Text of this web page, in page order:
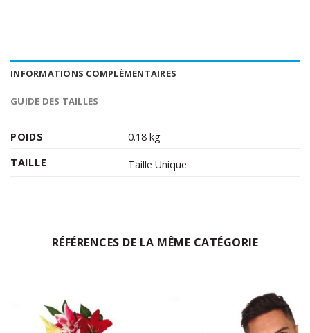
INFORMATIONS COMPLÉMENTAIRES
GUIDE DES TAILLES
POIDS
0.18 kg
TAILLE
Taille Unique
RÉFÉRENCES DE LA MÊME CATÉGORIE